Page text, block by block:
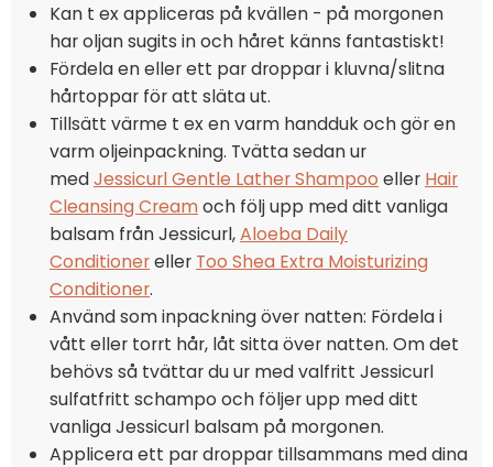
Kan t ex appliceras på kvällen - på morgonen
har oljan sugits in och håret känns fantastiskt!
Fördela en eller ett par droppar i kluvna/slitna
hårtoppar för att släta ut.
Tillsätt värme t ex en varm handduk och gör en
varm oljeinpackning. Tvätta sedan ur
medJessicurl Gentle Lather Shampoo eller Hair
Cleansing Creamoch följ upp med ditt vanliga
balsam från Jessicurl,Aloeba Daily
Conditionereller Too Shea Extra Moisturizing
Conditioner.
Använd som inpackning över natten: Fördela i
vått eller torrt hår, låt sitta över natten. Om det
behövs så tvättar du ur med valfritt Jessicurl
sulfatfritt schampo och följer upp med ditt
vanliga Jessicurl balsam på morgonen.
Applicera ett par droppar tillsammans med dina